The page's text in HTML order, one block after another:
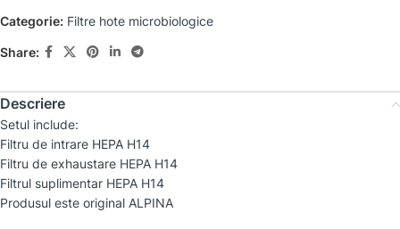
Categorie: Filtre hote microbiologice
Share:
Descriere
Setul include:
Filtru de intrare HEPA H14
Filtru de exhaustare HEPA H14
Filtrul suplimentar HEPA H14
Produsul este original ALPINA